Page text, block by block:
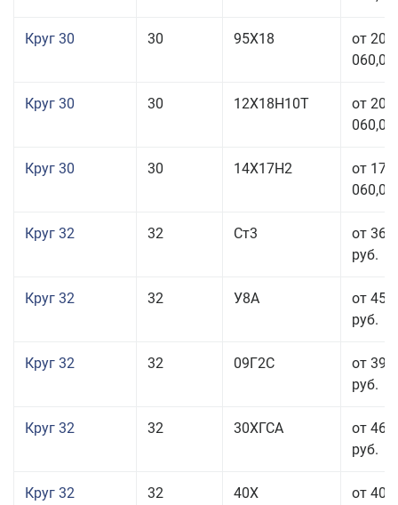
Круг 30 30 95Х18
от 208
060,00
Круг 30 30 12Х18Н10Т
от 208
060,00
Круг 30 30 14Х17Н2
от 177
060,00
Круг 32 32 Ст3
от 36
руб.
Круг 32 32 У8А
от 45
руб.
Круг 32 32 09Г2С
от 39
руб.
Круг 32 32 30ХГСА
от 46
руб.
Круг 32 32 40Х
от 40